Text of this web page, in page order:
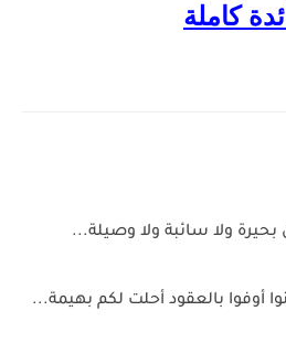
كاملة
ولا سائبة ولا وصيلة...
أوفوا بالعقود أحلت لكم بهيمة...